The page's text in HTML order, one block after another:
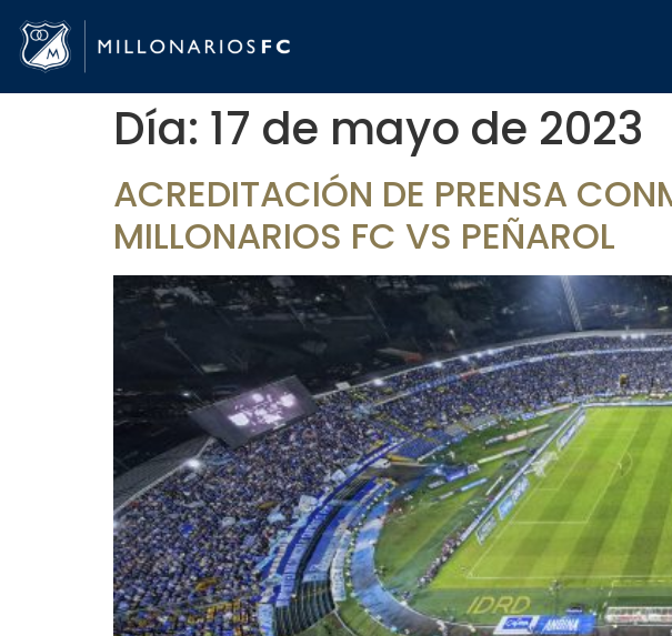
Día: 17 de mayo de 2023
ACREDITACIÓN DE PRENSA
MILLONARIOS FC VS PEÑAROL